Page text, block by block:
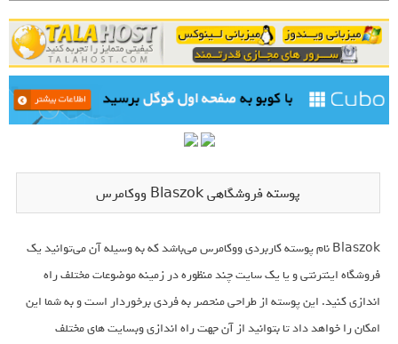
پوسته فروشگاهی Blaszok ووکامرس
Blaszok نام پوسته کاربردی ووکامرس می‌باشد که به وسیله آن می‌توانید یک
فروشگاه اینترنتی و یا یک سایت چند منظوره در زمینه موضوعات مختلف راه
اندازی کنید. این پوسته از طراحی منحصر به فردی برخوردار است و به شما این
امکان را خواهد داد تا بتوانید از آن جهت راه اندازی وبسایت های مختلف